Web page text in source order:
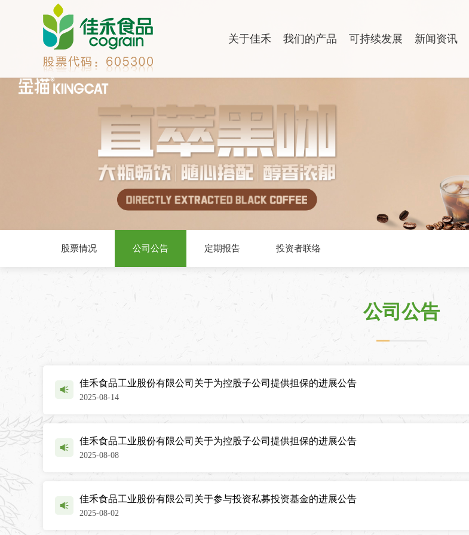
关于佳禾 我们的产品 可持续发展 新闻资讯
股票情况 公司公告 定期报告 投资者联络
公司公告
佳禾食品工业股份有限公司关于为控股子公司提供担保的进展公告
2025-08-14
佳禾食品工业股份有限公司关于为控股子公司提供担保的进展公告
2025-08-08
佳禾食品工业股份有限公司关于参与投资私募投资基金的进展公告
2025-08-02